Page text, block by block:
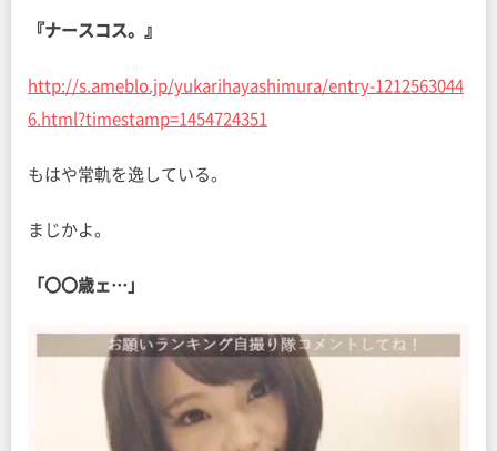
『ナースコス。』
http://s.ameblo.jp/yukarihayashimura/entry-1212563044
6.html?timestamp=1454724351
もはや常軌を逸している。
まじかよ。
「〇〇歳ェ…」